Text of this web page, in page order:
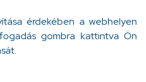
érdekében a webhelyen
gombra kattintva Ön
az erre épülő
része.